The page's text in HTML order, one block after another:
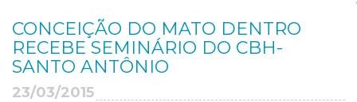
CONCEIÇÃO DO MATO DENTRO
RECEBE SEMINÁRIO DO CBH-
SANTO ANTÔNIO
23/03/2015